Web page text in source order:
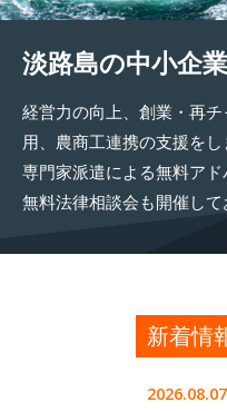
淡路島の中小企
経営力の向上、創業・再チ
用、農商工連携の支援をし
専門家派遣による無料ア
無料法律相談会も開催して
新着情
2026.08.07